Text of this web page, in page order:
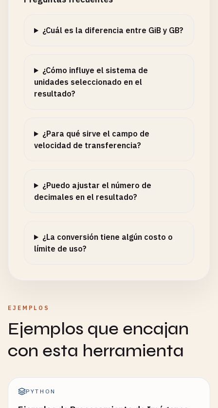
¿Cuál es la diferencia entre GiB y GB?
¿Cómo influye el sistema de
unidades seleccionado en el
resultado?
¿Para qué sirve el campo de
velocidad de transferencia?
¿Puedo ajustar el número de
decimales en el resultado?
¿La conversión tiene algún costo o
límite de uso?
EJEMPLOS
Ejemplos que encajan
con esta herramienta
PYTHON